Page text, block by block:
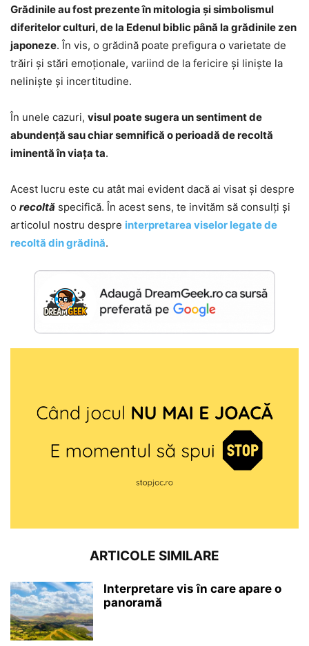
Grădinile au fost prezente în mitologia și simbolismul
diferitelor culturi, de la Edenul biblic până la grădinile zen
japoneze. În vis, o grădină poate prefigura o varietate de
trăiri și stări emoționale, variind de la fericire și liniște la
neliniște și incertitudine.
În unele cazuri, visul poate sugera un sentiment de
abundență sau chiar semnifică o perioadă de recoltă
iminentă în viața ta.
Acest lucru este cu atât mai evident dacă ai visat și despre
o recoltă specifică. În acest sens, te invităm să consulți și
articolul nostru despre interpretarea viselor legate de
recoltă din grădină.
ARTICOLE SIMILARE
Interpretare vis în care apare o
panoramă